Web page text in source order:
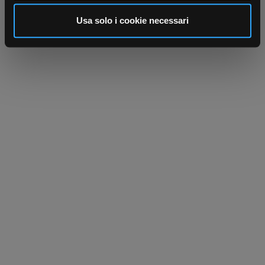
analizzare il nostro traffico. Condividiamo inoltre
informazioni sul modo in cui utilizza il nostro sito con i
nostri partner che si occupano di analisi dei dati web,
pubblicità e social media, i quali potrebbero combinarle
Usa solo i cookie necessari